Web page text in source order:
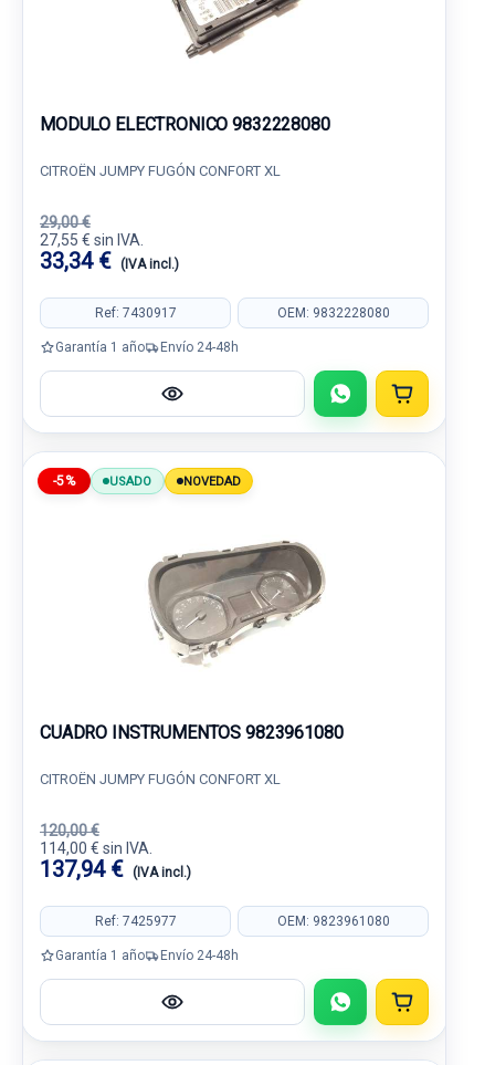
MODULO ELECTRONICO 9832228080
CITROËN JUMPY FUGÓN CONFORT XL
29,00 €
27,55 € sin IVA.
33,34 € (IVA incl.)
Ref: 7430917 OEM: 9832228080
Garantía 1 año Envío 24-48h
-5% USADO NOVEDAD
CUADRO INSTRUMENTOS 9823961080
CITROËN JUMPY FUGÓN CONFORT XL
120,00 €
114,00 € sin IVA.
137,94 € (IVA incl.)
Ref: 7425977 OEM: 9823961080
Garantía 1 año Envío 24-48h